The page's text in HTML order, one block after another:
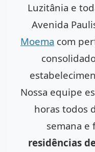
Luzitânia e
Avenida
Moema com
Nossa equipe
horas todos
semana e
residências